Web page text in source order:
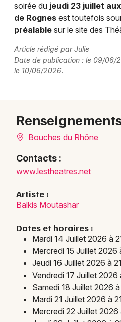
soirée du jeudi 23 juillet
de Rognes est toutefois
préalable sur le site des
Article rédigé par Julie
Date de publication : le 09/06/
le 10/06/2026.
Bouches du Rhône
Contacts :
www.lestheatres.net
Artiste :
Balkis Moutashar
Dates et horaires :
Mardi 14 Juillet 2026 à
Mercredi 15 Juillet 2026
Jeudi 16 Juillet 2026 à
Vendredi 17 Juillet 2026
Samedi 18 Juillet 2026
Mardi 21 Juillet 2026 à
Mercredi 22 Juillet 2026